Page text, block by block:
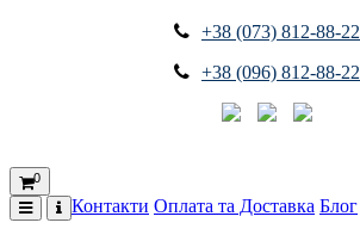
+38 (073) 812-88-22
+38 (096) 812-88-22
0
Контакти Оплата та Доставка Блог